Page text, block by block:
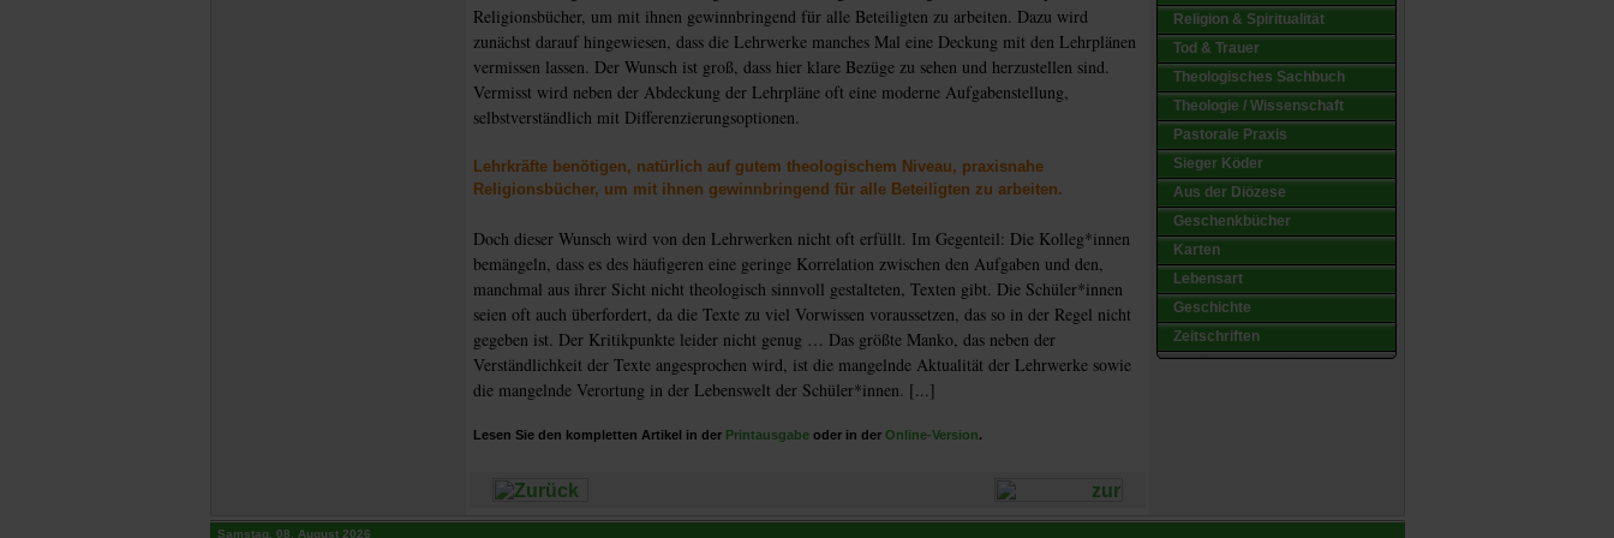
Religionsbücher, um mit ihnen gewinnbringend für alle Beteiligten zu arbeiten. Dazu wird
zunächst darauf hingewiesen, dass die Lehrwerke manches Mal eine Deckung mit den Lehrplänen
vermissen lassen. Der Wunsch ist groß, dass hier klare Bezüge zu sehen und herzustellen sind.
Vermisst wird neben der Abdeckung der Lehrpläne oft eine moderne Aufgabenstellung,
selbstverständlich mit Differenzierungsoptionen.
Lehrkräfte benötigen, natürlich auf gutem theologischem Niveau, praxisnahe
Religionsbücher, um mit ihnen gewinnbringend für alle Beteiligten zu arbeiten.
Doch dieser Wunsch wird von den Lehrwerken nicht oft erfüllt. Im Gegenteil: Die Kolleg*innen
bemängeln, dass es des häufigeren eine geringe Korrelation zwischen den Aufgaben und den,
manchmal aus ihrer Sicht nicht theologisch sinnvoll gestalteten, Texten gibt. Die Schüler*innen
seien oft auch überfordert, da die Texte zu viel Vorwissen voraussetzen, das so in der Regel nicht
gegeben ist. Der Kritikpunkte leider nicht genug … Das größte Manko, das neben der
Verständlichkeit der Texte angesprochen wird, ist die mangelnde Aktualität der Lehrwerke sowie
die mangelnde Verortung in der Lebenswelt der Schüler*innen. [...]
Lesen Sie den kompletten Artikel in der Printausgabeoder in der Online-Version.
Religion & Spiritualität
Tod & Trauer
Theologisches Sachbuch
Theologie / Wissenschaft
Pastorale Praxis
Sieger Köder
Aus der Diözese
Geschenkbücher
Karten
Lebensart
Geschichte
Zeitschriften
Samstag, 08. August 2026